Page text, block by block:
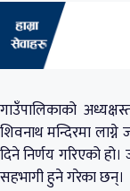
गाउँपालिकाको
शिवनाथ मन्दिरमा लाग्ने
दिने निर्णय गरिएको हो।
सहभागी हुने गरेका छन्।